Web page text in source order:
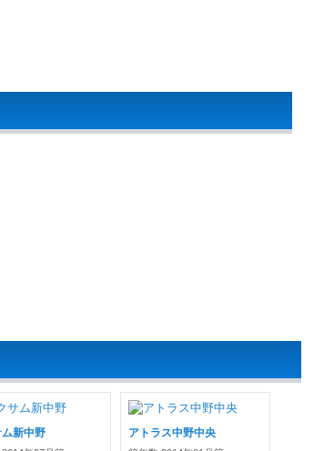
新中野 アトラス中野中央